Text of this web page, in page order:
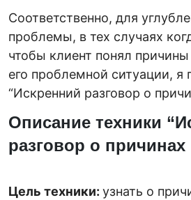
Соответственно, для
проблемы, в тех случаях
чтобы клиент понял
его проблемной ситуации, я
“Искренний разговор о
Описание техники
разговор о
Цель техники: узнать о